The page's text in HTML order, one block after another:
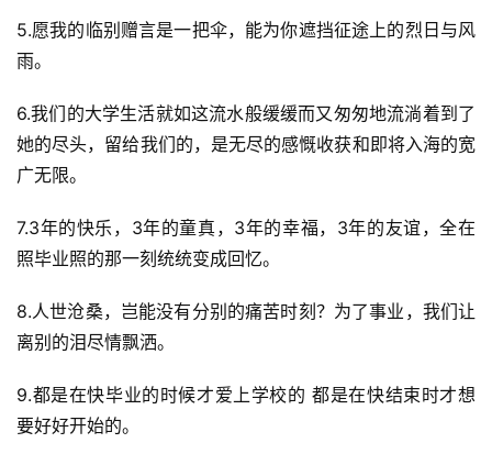
5.愿我的临别赠言是一把伞，能为你遮挡征途上的烈日与风
雨。
6.我们的大学生活就如这流水般缓缓而又匆匆地流淌着到了
她的尽头，留给我们的，是无尽的感慨收获和即将入海的宽
广无限。
7.3年的快乐，3年的童真，3年的幸福，3年的友谊，全在
照毕业照的那一刻统统变成回忆。
8.人世沧桑，岂能没有分别的痛苦时刻？为了事业，我们让
离别的泪尽情飘洒。
9.都是在快毕业的时候才爱上学校的 都是在快结束时才想
要好好开始的。